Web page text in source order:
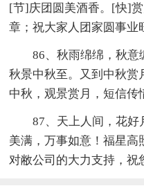
[节]庆团圆美酒香。[快]
章；祝大家人团家圆事业
86、秋雨绵绵，秋意
秋景中秋至。又到中秋赏
中秋，观景赏月，短信传
87、天上人间，花好
美满，万事如意！福星
对敝公司的大力支持，祝